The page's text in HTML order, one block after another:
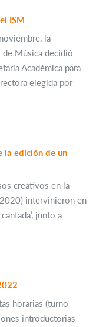
ISM
la
Música decidió
Académica para
elegida por
la edición de un
creativos en la
intervinieron en
junto a
horarias (turno
introductorias